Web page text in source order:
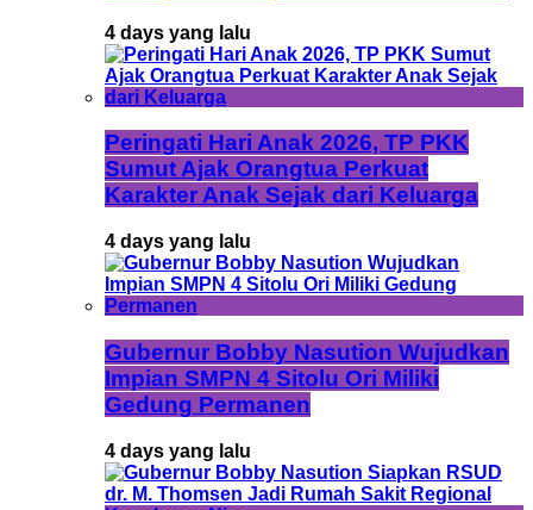
4 days yang lalu
Peringati Hari Anak 2026, TP PKK
Sumut Ajak Orangtua Perkuat
Karakter Anak Sejak dari Keluarga
4 days yang lalu
Gubernur Bobby Nasution Wujudkan
Impian SMPN 4 Sitolu Ori Miliki
Gedung Permanen
4 days yang lalu